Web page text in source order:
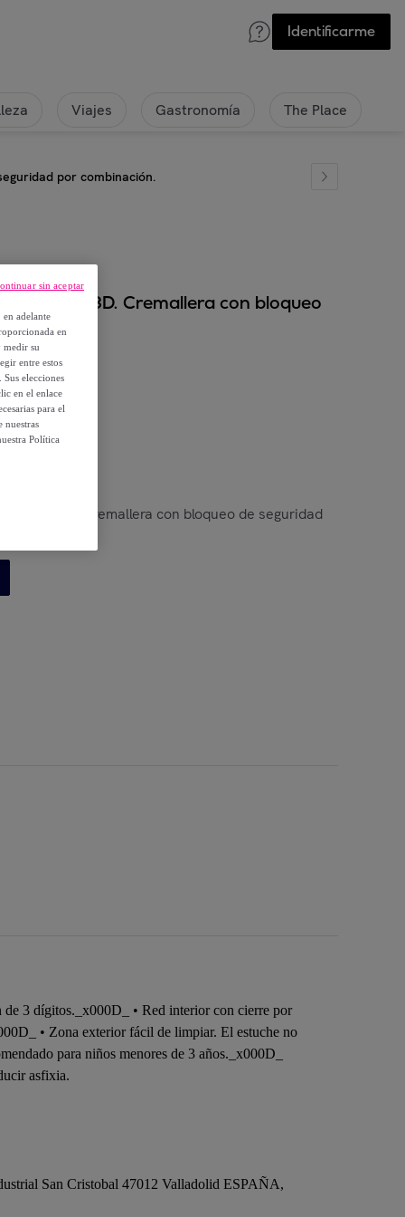
Identificarme
Viajes Gastronomía The Place
por combinación.
en 3D. Cremallera con bloqueo
en 3D. Cremallera con bloqueo de seguridad
3 dígitos._x000D_ • Red interior con cierre por
• Zona exterior fácil de limpiar. El estuche no
para niños menores de 3 años._x000D_
asfixia.
San Cristobal 47012 Valladolid ESPAÑA,
adelante
en
medir su
entre estos
elecciones
en el enlace
para el
nuestras
Política
sin aceptar